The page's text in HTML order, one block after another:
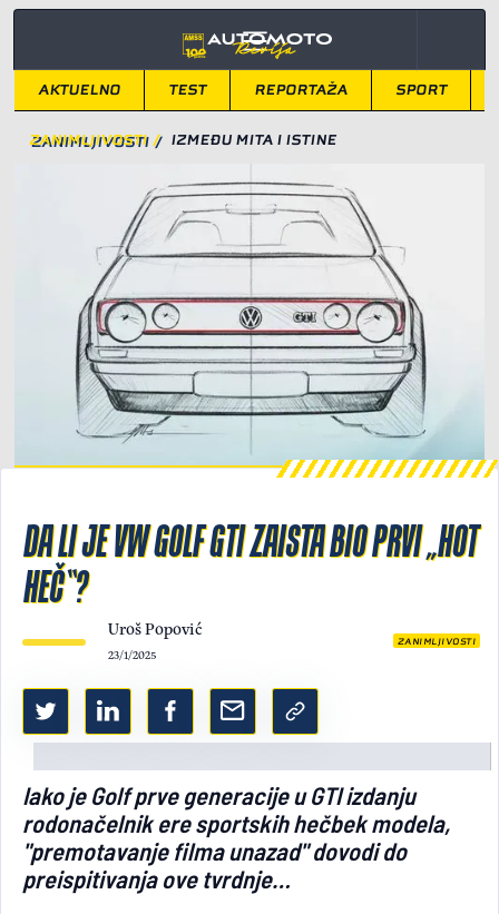
Light/Dark mode
AKTUELNO TEST REPORTAŽA SPORT
ZANIMLJIVOSTI / IZMEĐU MITA I ISTINE
DA LI JE VW GOLF GTI ZAISTA BIO PRVI „HOT
HEČ“?
Uroš Popović
23/1/2025
ZANIMLJIVOSTI
Iako je Golf prve generacije u GTI izdanju
rodonačelnik ere sportskih hečbek modela,
"premotavanje filma unazad" dovodi do
preispitivanja ove tvrdnje…